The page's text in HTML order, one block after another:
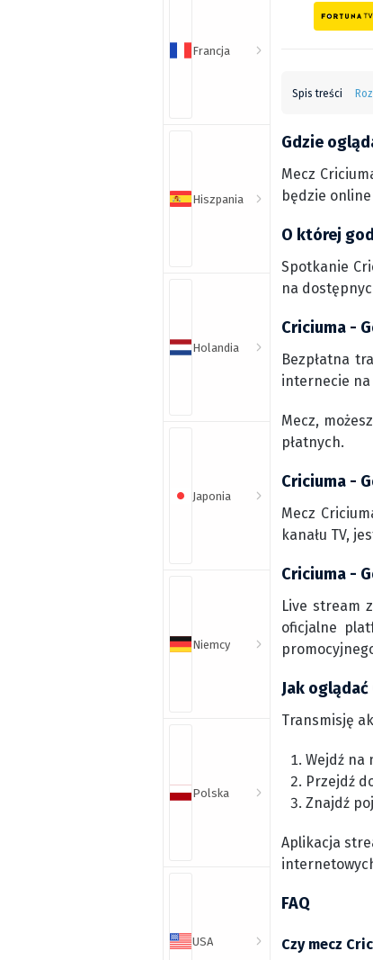
Francja
Hiszpania
Holandia
Japonia
Niemcy
Polska
USA
Spis treści
Gdzie
Mecz
będzie
O której
Spotkanie
na
Criciuma -
Bezpłatna
internecie na
Mecz,
płatnych.
Criciuma -
Mecz
kanału TV,
Criciuma -
Live stream
oficjalne
Jak
Transmisję
Wejdź na
Przejdź
Znajdź
Aplikacja
FAQ
Czy mecz